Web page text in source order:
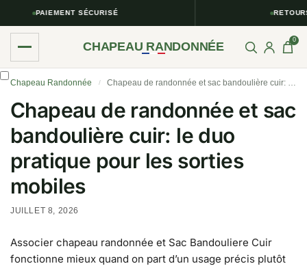
PAIEMENT SÉCURISÉ RETOURS
CHAPEAU RANDONNÉE 0
Chapeau Randonnée / Chapeau de randonnée et sac bandoulière cuir: le duo pratique pour les sorties mobiles
Chapeau de randonnée et sac
bandoulière cuir: le duo
pratique pour les sorties
mobiles
JUILLET 8, 2026
Associer chapeau randonnée et Sac Bandouliere Cuir
fonctionne mieux quand on part d’un usage précis plutôt